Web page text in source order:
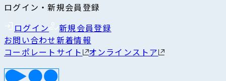
ログイン・新規会員登録
ログイン
新規会員登録
お問い合わせ新着情報
コーポレートサイト
オンラインストア